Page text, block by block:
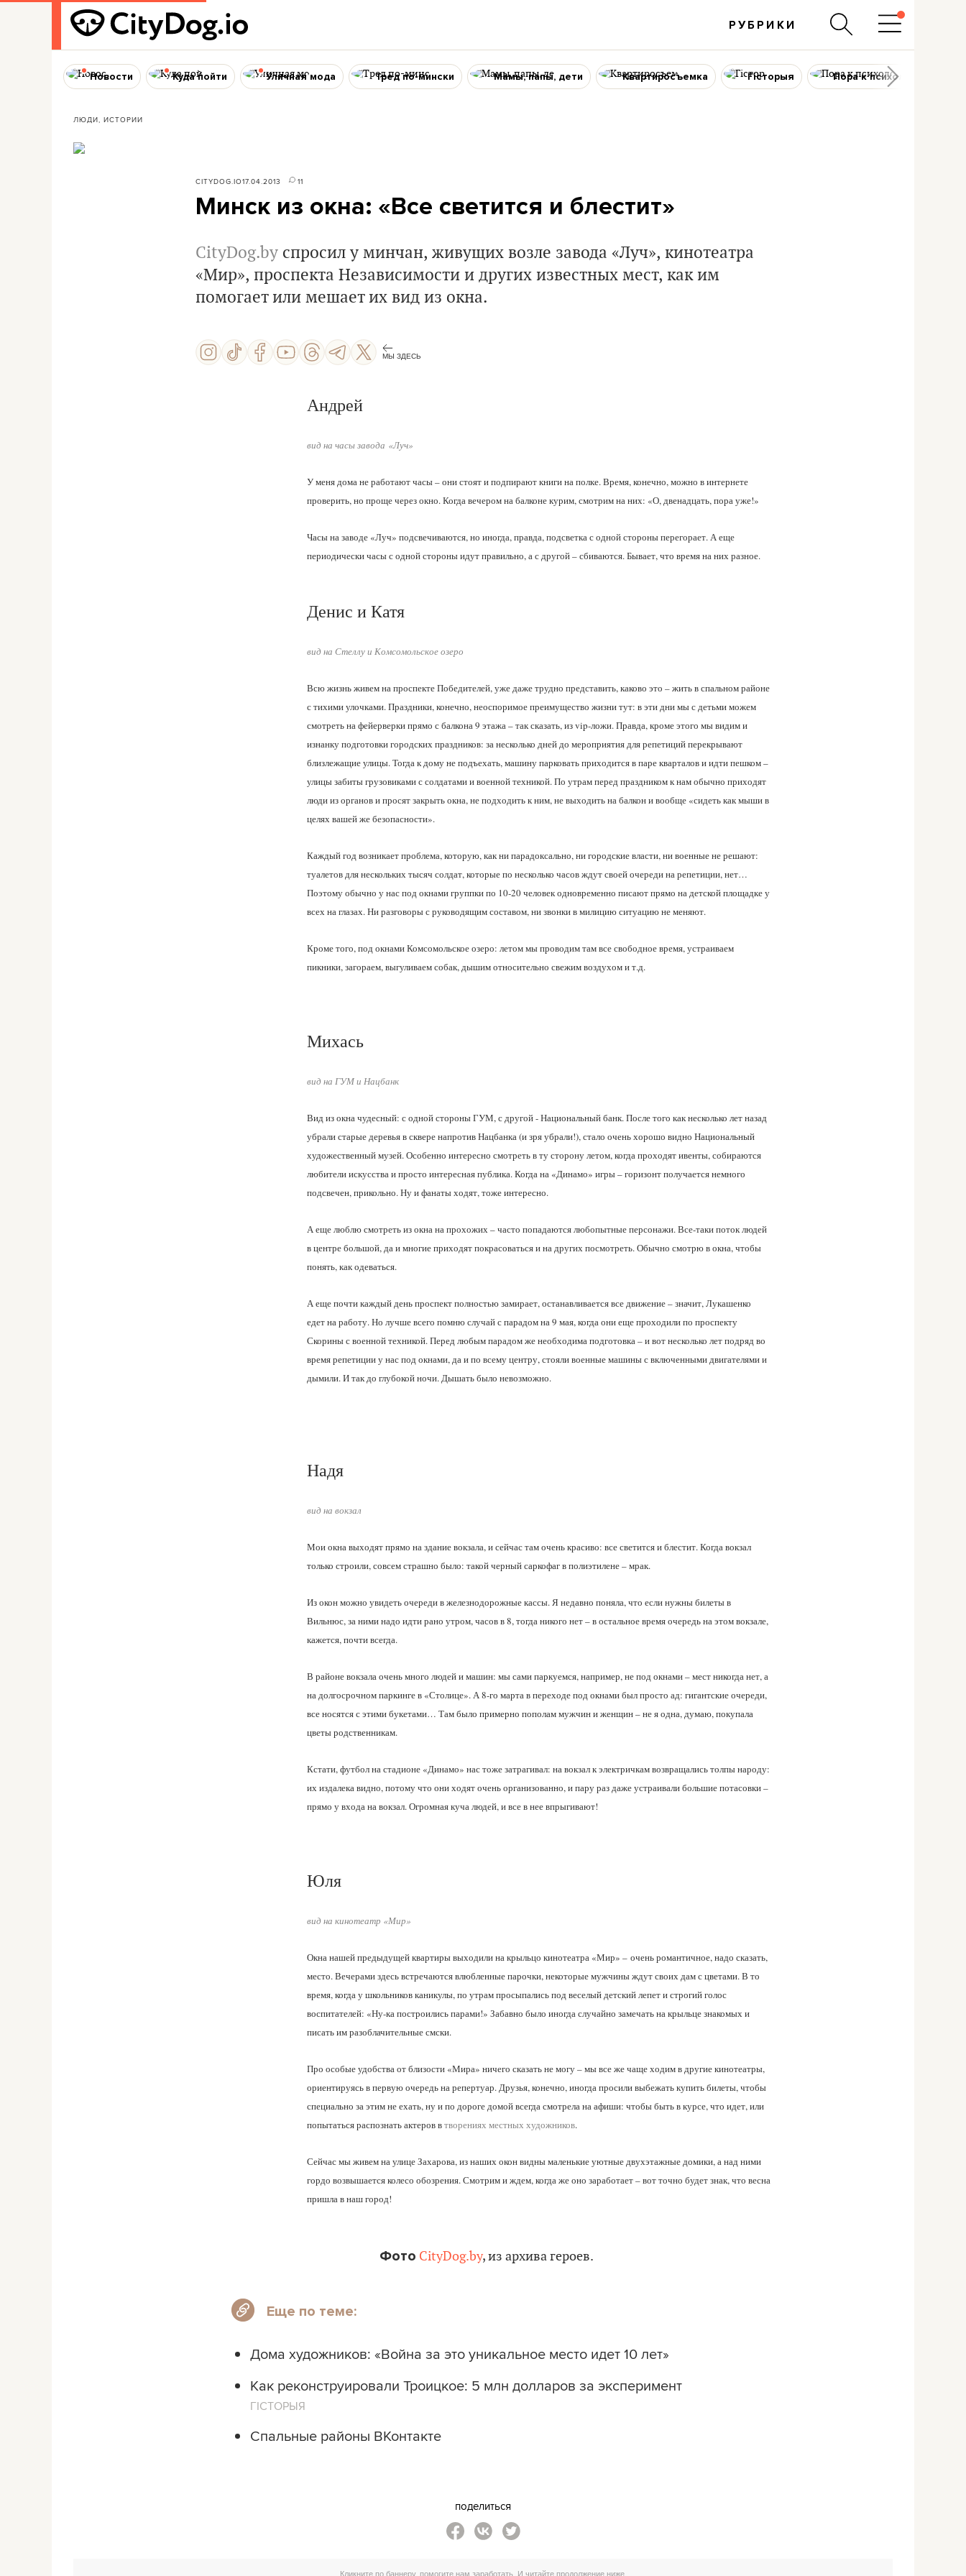
РУБРИКИ
Новости Куда пойти Уличная мода Тред по-мински Мамы, папы, дети Квартиросъемка Гісторыя Пора к психологу
ЛЮДИ, ИСТОРИИ
CITYDOG.IO17.04.2013 11
Минск из окна: «Все светится и блестит»
CityDog.by спросил у минчан, живущих возле завода «Луч», кинотеатра
«Мир», проспекта Независимости и других известных мест, как им
помогает или мешает их вид из окна.
МЫ ЗДЕСЬ
Андрей
вид на часы завода «Луч»
У меня дома не работают часы – они стоят и подпирают книги на полке. Время, конечно, можно в интернете
проверить, но проще через окно. Когда вечером на балконе курим, смотрим на них: «О, двенадцать, пора уже!»
Часы на заводе «Луч» подсвечиваются, но иногда, правда, подсветка с одной стороны перегорает. А еще
периодически часы с одной стороны идут правильно, а с другой – сбиваются. Бывает, что время на них разное.
Денис и Катя
вид на Стеллу и Комсомольское озеро
Всю жизнь живем на проспекте Победителей, уже даже трудно представить, каково это – жить в спальном районе
с тихими улочками. Праздники, конечно, неоспоримое преимущество жизни тут: в эти дни мы с детьми можем
смотреть на фейерверки прямо с балкона 9 этажа – так сказать, из vip-ложи. Правда, кроме этого мы видим и
изнанку подготовки городских праздников: за несколько дней до мероприятия для репетиций перекрывают
близлежащие улицы. Тогда к дому не подъехать, машину парковать приходится в паре кварталов и идти пешком –
улицы забиты грузовиками с солдатами и военной техникой. По утрам перед праздником к нам обычно приходят
люди из органов и просят закрыть окна, не подходить к ним, не выходить на балкон и вообще «сидеть как мыши в
целях вашей же безопасности».
Каждый год возникает проблема, которую, как ни парадоксально, ни городские власти, ни военные не решают:
туалетов для нескольких тысяч солдат, которые по несколько часов ждут своей очереди на репетиции, нет…
Поэтому обычно у нас под окнами группки по 10-20 человек одновременно писают прямо на детской площадке у
всех на глазах. Ни разговоры с руководящим составом, ни звонки в милицию ситуацию не меняют.
Кроме того, под окнами Комсомольское озеро: летом мы проводим там все свободное время, устраиваем
пикники, загораем, выгуливаем собак, дышим относительно свежим воздухом и т.д.
Михась
вид на ГУМ и Нацбанк
Вид из окна чудесный: с одной стороны ГУМ, с другой - Национальный банк. После того как несколько лет назад
убрали старые деревья в сквере напротив Нацбанка (и зря убрали!), стало очень хорошо видно Национальный
художественный музей. Особенно интересно смотреть в ту сторону летом, когда проходят ивенты, собираются
любители искусства и просто интересная публика. Когда на «Динамо» игры – горизонт получается немного
подсвечен, прикольно. Ну и фанаты ходят, тоже интересно.
А еще люблю смотреть из окна на прохожих – часто попадаются любопытные персонажи. Все-таки поток людей
в центре большой, да и многие приходят покрасоваться и на других посмотреть. Обычно смотрю в окна, чтобы
понять, как одеваться.
А еще почти каждый день проспект полностью замирает, останавливается все движение – значит, Лукашенко
едет на работу. Но лучше всего помню случай с парадом на 9 мая, когда они еще проходили по проспекту
Скорины с военной техникой. Перед любым парадом же необходима подготовка – и вот несколько лет подряд во
время репетиции у нас под окнами, да и по всему центру, стояли военные машины с включенными двигателями и
дымили. И так до глубокой ночи. Дышать было невозможно.
Надя
вид на вокзал
Мои окна выходят прямо на здание вокзала, и сейчас там очень красиво: все светится и блестит. Когда вокзал
только строили, совсем страшно было: такой черный саркофаг в полиэтилене – мрак.
Из окон можно увидеть очереди в железнодорожные кассы. Я недавно поняла, что если нужны билеты в
Вильнюс, за ними надо идти рано утром, часов в 8, тогда никого нет – в остальное время очередь на этом вокзале,
кажется, почти всегда.
В районе вокзала очень много людей и машин: мы сами паркуемся, например, не под окнами – мест никогда нет, а
на долгосрочном паркинге в «Столице». А 8-го марта в переходе под окнами был просто ад: гигантские очереди,
все носятся с этими букетами… Там было примерно пополам мужчин и женщин – не я одна, думаю, покупала
цветы родственникам.
Кстати, футбол на стадионе «Динамо» нас тоже затрагивал: на вокзал к электричкам возвращались толпы народу:
их издалека видно, потому что они ходят очень организованно, и пару раз даже устраивали большие потасовки –
прямо у входа на вокзал. Огромная куча людей, и все в нее впрыгивают!
Юля
вид на кинотеатр «Мир»
Окна нашей предыдущей квартиры выходили на крыльцо кинотеатра «Мир» – очень романтичное, надо сказать,
место. Вечерами здесь встречаются влюбленные парочки, некоторые мужчины ждут своих дам с цветами. В то
время, когда у школьников каникулы, по утрам просыпались под веселый детский лепет и строгий голос
воспитателей: «Ну-ка построились парами!» Забавно было иногда случайно замечать на крыльце знакомых и
писать им разоблачительные смски.
Про особые удобства от близости «Мира» ничего сказать не могу – мы все же чаще ходим в другие кинотеатры,
ориентируясь в первую очередь на репертуар. Друзья, конечно, иногда просили выбежать купить билеты, чтобы
специально за этим не ехать, ну и по дороге домой всегда смотрела на афиши: чтобы быть в курсе, что идет, или
попытаться распознать актеров втворениях местных художников.
Сейчас мы живем на улице Захарова, из наших окон видны маленькие уютные двухэтажные домики, а над ними
гордо возвышается колесо обозрения. Смотрим и ждем, когда же оно заработает – вот точно будет знак, что весна
пришла в наш город!
Фото CityDog.by, из архива героев.
Еще по теме:
Дома художников: «Война за это уникальное место идет 10 лет»
Как реконструировали Троицкое: 5 млн долларов за эксперимент
ГІСТОРЫЯ
Спальные районы ВКонтакте
поделиться